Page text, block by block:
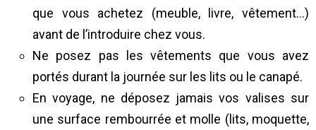
que vous achetez (meuble, livre, vêtement…)
avant de l’introduire chez vous.
Ne posez pas les vêtements que vous avez
portés durant la journée sur les lits ou le canapé.
En voyage, ne déposez jamais vos valises sur
une surface rembourrée et molle (lits, moquette,